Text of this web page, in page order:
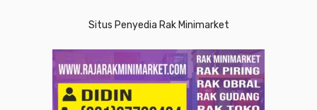
Situs Penyedia Rak Minimarket